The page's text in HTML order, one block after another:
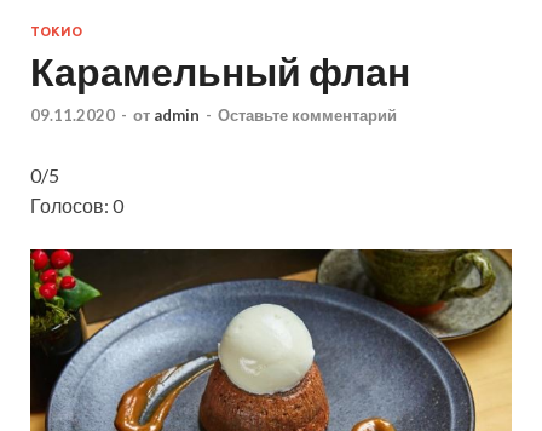
ТОКИО
Карамельный флан
09.11.2020 - от admin - Оставьте комментарий
0/5
Голосов: 0